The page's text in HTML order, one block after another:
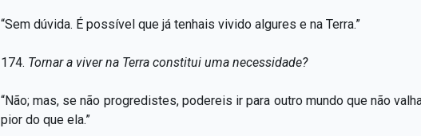
“Sem dúvida. É possível que já tenhais vivido algures e na Terra.”
174. Tornara viver na Terra constitui uma necessidade?
“Não; mas, se não progredistes, podereis ir para outro mundo que não
pior do que ela.”